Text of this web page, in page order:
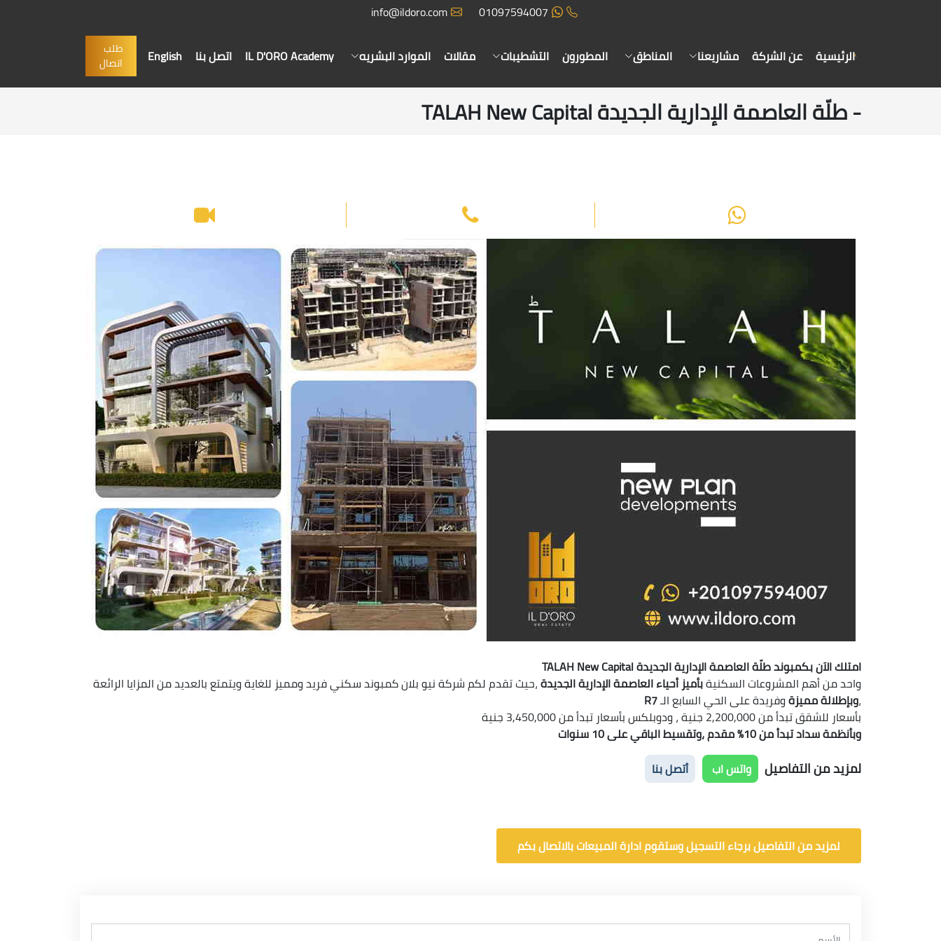
01097594007
info@ildoro.com
الرئيسية عن الشركة مشاريعنا المناطق المطورون التشطيبات مقالات الموارد البشريه IL D'ORO Academy اتصل بنا English
طلب
اتصال
- طلّة العاصمة الإدارية الجديدة TALAH New Capital
امتلك الاَن بكمبوند طلّة العاصمة الإدارية الجديدة TALAH New Capital
واحد من أهم المشروعات السكنيةبأميز أحياء العاصمة الإدارية الجديدة،حيث تقدم لكم شركة نيو بلان كمبوند سكني فريد ومميز للغاية ويتمتع بالعديد من المزايا الرائعة
،وبإطلالة مميزةوفريدة على الحي السابع الـR7
بأسعار للشقق تبدأ من 2,200,000 جنية ، ودوبلكس بأسعار تبدأ من 3,450,000 جنية
وبأنظمة سداد تبدأ من 10% مقدم ،وتقسيط الباقي على 10 سنوات
لمزيد من التفاصيل واتس اب أتصل بنا
لمزيد من التفاصيل برجاء التسجيل وستقوم ادارة المبيعات بالاتصال بكم